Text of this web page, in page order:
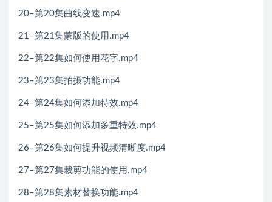
20–第20集曲线变速.mp4
21–第21集蒙版的使用.mp4
22–第22集如何使用花字.mp4
23–第23集拍摄功能.mp4
24–第24集如何添加特效.mp4
25–第25集如何添加多重特效.mp4
26–第26集如何提升视频清晰度.mp4
27–第27集裁剪功能的使用.mp4
28–第28集素材替换功能.mp4